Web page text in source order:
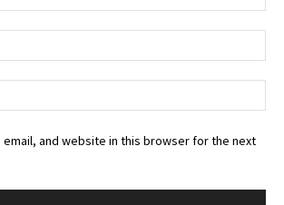
email, and website in this browser for the next